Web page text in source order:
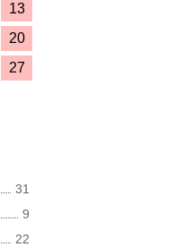
13
20
27
31
9
22